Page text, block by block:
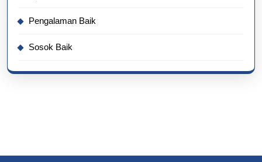
Pengalaman Baik
Sosok Baik